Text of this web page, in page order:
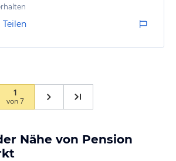
die Möbel angeschlagen. Die
hellhörig und der „Neuer Markt
Alles in Allem war das Personal
Teilen
1
von7
Nähe von Pension